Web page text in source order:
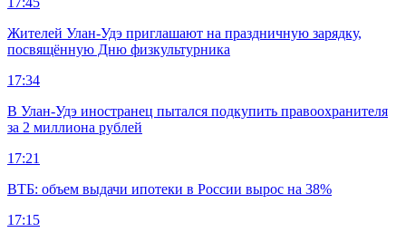
Жителей Улан-Удэ приглашают на праздничную зарядку,
посвящённую Дню физкультурника
17:34
В Улан-Удэ иностранец пытался подкупить правоохранителя
за 2 миллиона рублей
17:21
ВТБ: объем выдачи ипотеки в России вырос на 38%
17:15